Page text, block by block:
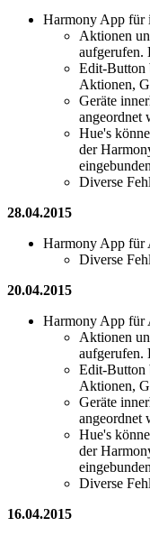
Harmony App für
Aktionen
aufgerufen.
Edit-Button
Aktionen,
Geräte
angeordnet
Hue's
der
Diverse
28.04.2015
Harmony App für
Diverse
20.04.2015
Harmony App für
Aktionen
aufgerufen.
Edit-Button
Aktionen,
Geräte
angeordnet
Hue's
der
Diverse
16.04.2015